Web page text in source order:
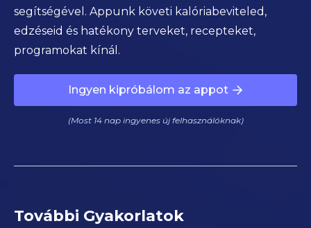
segítségével. Appunk követi kalóriabeviteled,
edzéseid és hatékony terveket, recepteket,
programokat kínál.
Ingyen kipróbálom az appot
(Most 14 nap ingyenes új felhasználóknak)
További Gyakorlatok